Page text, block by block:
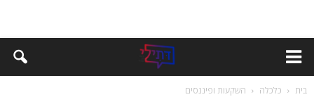
בית כלכלה השקעות ופיננסים